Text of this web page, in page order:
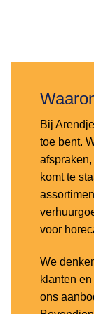
Bij
toe bent.
komt te
voor
We
klanten
ons